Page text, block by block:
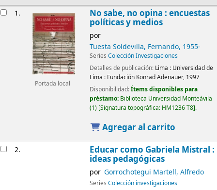
1.
Portada local
No sabe, no opina : encuestas
políticas y medios
por
Tuesta Soldevilla, Fernando, 1955-
Series Colección Investigaciones
Detalles de publicación: Lima : Universidad de
Lima : Fundación Konrad Adenauer, 1997
Disponibilidad:Ítems disponibles para
préstamo: Biblioteca Universidad Monteávila
(1) Signatura topográfica: HM1236 T8 .
Agregar al carrito
2. Educar como Gabriela Mistral :
ideas pedagógicas
por Gorrochotegui Martell, Alfredo
Series Colección investigaciones